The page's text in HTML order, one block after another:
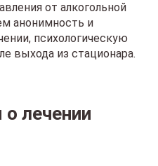
от алкогольной
анонимность и
психологическую
выхода из стационара.
лечении